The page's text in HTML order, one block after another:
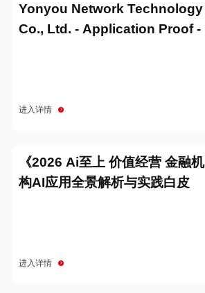
Yonyou Network Technology
Co., Ltd. - Application Proof -
进入详情
《2026 Ai至上 价值经营 金融机
构AI应用全景解析与实践白皮
进入详情